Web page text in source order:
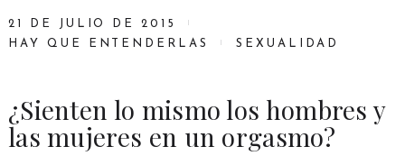
21 DE JULIO DE 2015
HAY QUE ENTENDERLAS
SEXUALIDAD
¿Sienten lo mismo los hombres y
las mujeres en un orgasmo?